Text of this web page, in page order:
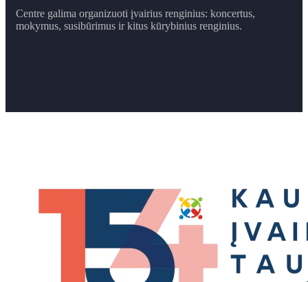
Centre galima organizuoti įvairius renginius: koncertus,
mokymus, susibūrimus ir ​kitus kūrybinius renginius.